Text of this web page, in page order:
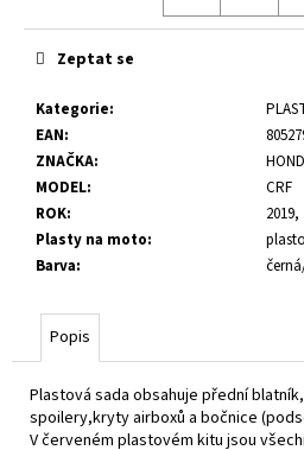
Kategorie:
EAN:
ZNAČKA:
MODEL:
CRF
ROK:
2019,
Plasty na moto:
Barva:
Zeptat se
Popis
Plastová sada obsahuje přední
spoilery,kryty airboxů a bočnice
V červeném plastovém kitu jsou
u
m